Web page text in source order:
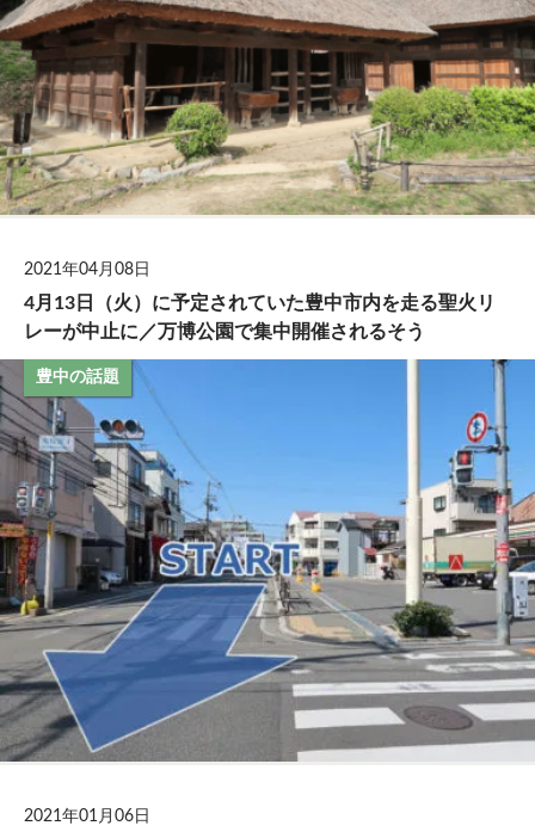
2021年04月08日
4月13日（火）に予定されていた豊中市内を走る聖火リ
レーが中止に／万博公園で集中開催されるそう
豊中の話題
2021年01月06日